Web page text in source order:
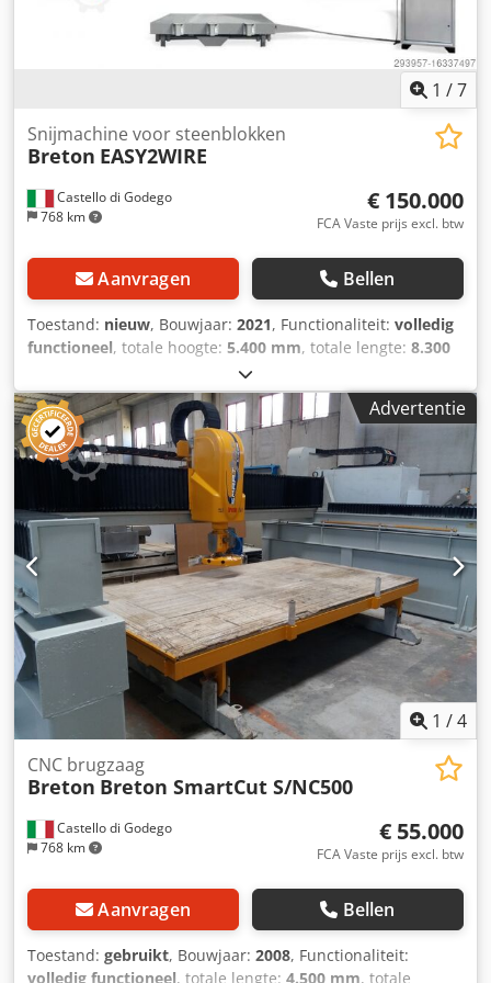
1 /7
Castello di Godego
768 km
Snijmachine voor steenblokken
Breton EASY2WIRE
€ 150.000
FCA Vaste prijs excl. btw
Aanvragen Bellen
Toestand: nieuw, Bouwjaar: 2021, Functionaliteit: volledig
functioneel, totale hoogte: 5.400 mm, totale lengte: 8.300
2.300 mm
maanden, ingangsspanning:380 V, ingangsfrequentie:50
Hz, Machine voor het vlakken van blokken en het snijden
van platen en dikke platen, met een zware, booggelaste
stalen constructie die thermisch is behandeld om de
vereiste stijfheid van het systeem en een hoge snijprecisie
te waarborgen. Dsdpfxetwww Ho Aqiekr De machine is
bijzonder gebruiksvriendelijk en voorzien van een
bedieningsconsole met touchscreen, ingebouwd in de
schakelkast, evenals een mobiel bedieningspaneel voor de
bediening van de hoofdassen. Bij verschillende
spanningen en stroomsterktes dient de machine te
worden aangepast. De machine is niet verkrijgbaar voor
Noord-Amerika.
Advertentie
1 /4
Castello di Godego
768 km
CNC brugzaag
Breton Breton SmartCut S/NC500
€ 55.000
FCA Vaste prijs excl. btw
Aanvragen Bellen
Toestand: gebruikt, Bouwjaar: 2008, Functionaliteit:
volledig functioneel, totale lengte: 4.500 mm, totale